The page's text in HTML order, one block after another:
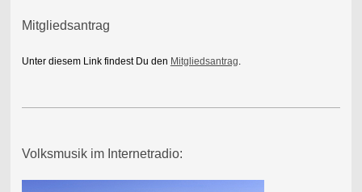
Mitgliedsantrag
Unter diesem Link findest Du den Mitgliedsantrag.
Volksmusik im Internetradio: